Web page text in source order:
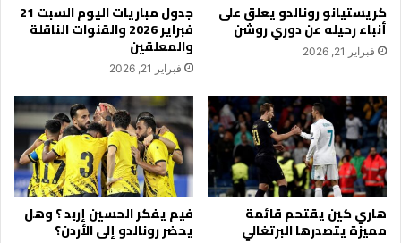
كريستيانو رونالدو يعلق على
أنباء رحيله عن دوري روشن
فبراير 21, 2026
جدول مباريات اليوم السبت 21
فبراير 2026 والقنوات الناقلة
والمعلقين
فبراير 21, 2026
هاري كين يقتحم قائمة
مميزة يتصدرها البرتغالي
فيم يفكر الحسين إربد ؟ وهل
يحضر رونالدو إلى الأردن؟